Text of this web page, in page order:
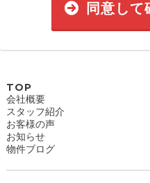
同意して
TOP
会社概要
スタッフ紹介
お客様の声
お知らせ
物件ブログ